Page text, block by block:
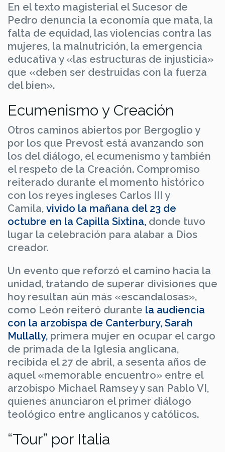
En el texto magisterial el Sucesor de
Pedro denuncia la economía que mata, la
falta de equidad, las violencias contra las
mujeres, la malnutrición, la emergencia
educativa y «las estructuras de injusticia»
que «deben ser destruidas con la fuerza
del bien».
Ecumenismo y Creación
Otros caminos abiertos por Bergoglio y
por los que Prevost está avanzando son
los del diálogo, el ecumenismo y también
el respeto de la Creación. Compromiso
reiterado durante el momento histórico
con los reyes ingleses Carlos III y
Camila, vivido la mañana del 23 de
octubre en la Capilla Sixtina, donde tuvo
lugar la celebración para alabar a Dios
creador.
Un evento que reforzó el camino hacia la
unidad, tratando de superar divisiones que
hoy resultan aún más «escandalosas»,
como León reiteró durante la audiencia
con la arzobispa de Canterbury, Sarah
Mullally, primera mujer en ocupar el cargo
de primada de la Iglesia anglicana,
recibida el 27 de abril, a sesenta años de
aquel «memorable encuentro» entre el
arzobispo Michael Ramsey y san Pablo VI,
quienes anunciaron el primer diálogo
teológico entre anglicanos y católicos.
“Tour” por Italia